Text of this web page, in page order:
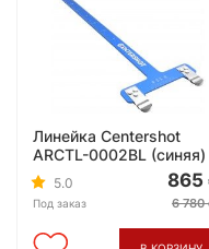
Линейка Centershot
ARCTL-0002BL (синяя)
5.0
Под заказ
865
6 780